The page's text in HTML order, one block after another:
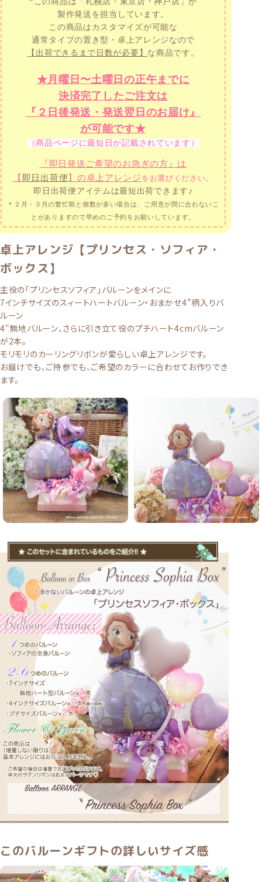
製作発送を担当しています。
この商品はカスタマイズが可能な
通常タイプの置き型・卓上アレンジなので
【出荷できるまで日数が必要】 な商品です。
★月曜日〜土曜日の正午までに
決済完了したご注文は
『２日後発送・発送翌日のお届け』
が可能です★
（商品ページに最短日が記載されています）
『即日発送ご希望のお急ぎの方』は
【 即日出荷便 】の卓上アレンジ をお選びください。
即日出荷便アイテムは最短出荷できます♪
＊２月・３月の繁忙期と個数が多い場合は、ご用意が間に合わないこ
とがありますので早めのご予約をお願いしています。
卓上アレンジ【プリンセス・ソフィア・
ボックス】
主役の「プリンセスソフィア」バルーンをメインに
7インチサイズのスィートハートバルーン・おまかせ4"柄入りバ
ルーン
4"無地バルーン、さらに引き立て役のプチハート4cmバルーン
が2本。
モリモリのカーリングリボンが愛らしい卓上アレンジです。
お届けでも、ご持参でも、ご希望のカラーに合わせてお作りでき
ます。
このバルーンギフトの詳しいサイズ感